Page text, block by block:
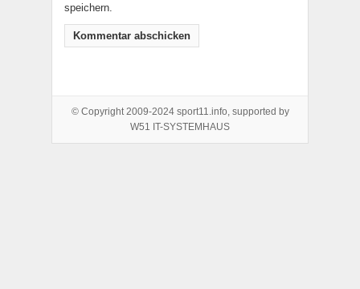
speichern.
© Copyright 2009-2024 sport11.info, supported by
W51 IT-SYSTEMHAUS